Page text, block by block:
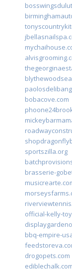
bobacove.com
sportszilla.org
brasserie-
official-kelly-
bbq-empire-
drogopets.com